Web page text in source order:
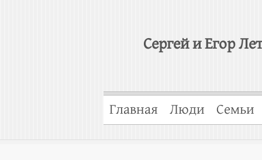
Сергей и Егор
Главная Люди Семьи